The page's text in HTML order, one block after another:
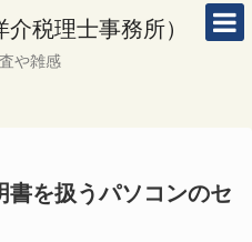
税理士事務所）
や雑感
書を扱うパソコンのセ